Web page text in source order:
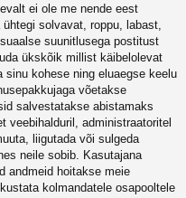
ei ole me nende eest
solvavat, roppu, labast,
suunitlusega postitust
ükskõik millist käibelolevat
kohese ning eluaegse keelu
võetakse
salvestatakse abistamaks
veebihalduril, administraatoritel
liigutada või sulgeda
neile sobib. Kasutajana
andmeid hoitakse meie
kolmandatele osapooltele